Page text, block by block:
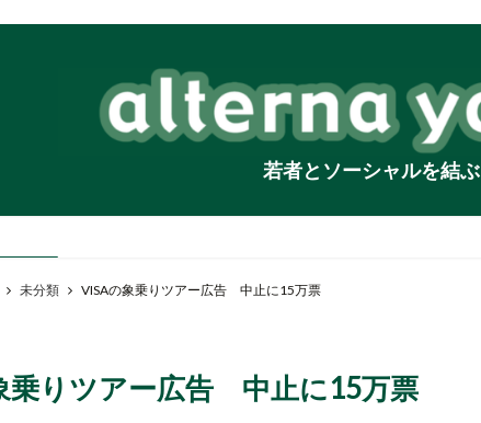
若者とソーシャルを結ぶ
未分類 VISAの象乗りツアー広告 中止に15万票
乗りツアー広告 中止に15万票